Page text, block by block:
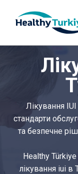
p
Лікування
стандарти
та безпечне
Healthy
лікування iui в